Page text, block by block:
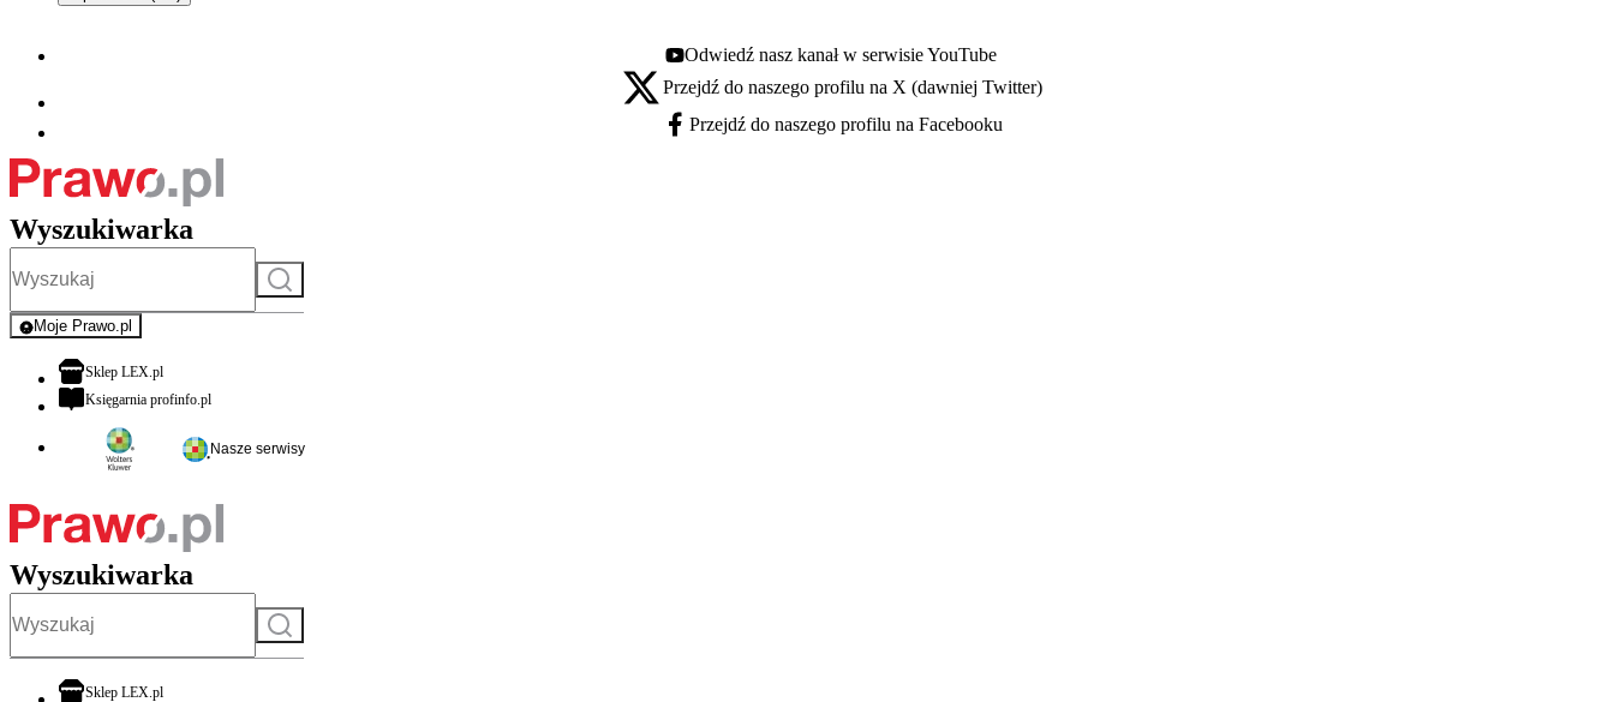
Youtube - otwiera się w nowej karcie
Odwiedź nasz kanał w serwisie YouTube
X - otwiera się w nowej karcie
Przejdź do naszego profilu na X (dawniej Twitter)
Facebook - otwiera się w nowej karcie
Przejdź do naszego profilu na Facebooku
Wyszukiwarka
Szukaj
Moje Prawo.pl
- rejestracja i logowanie do serwisu
Sklep LEX.plotwiera się w nowej karcie
Księgarnia profinfo.plotwiera się w nowej karcie
Nasze serwisy
Wyszukiwarka
Szukaj
Sklep LEX.plotwiera się w nowej karcie